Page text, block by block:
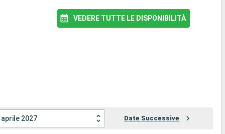
VEDERE TUTTE LE DISPONIBILITÀ
aprile 2027 Date Successive